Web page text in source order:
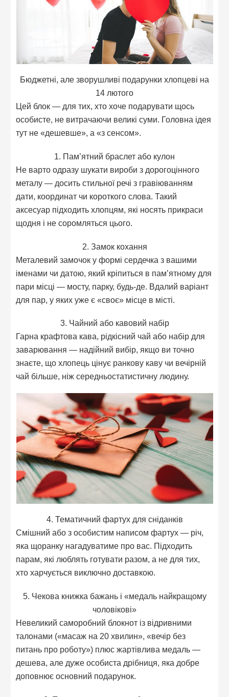
Бюджетні, але зворушливі подарунки хлопцеві на
14 лютого
Цей блок — для тих, хто хоче подарувати щось
особисте, не витрачаючи великі суми. Головна ідея
тут не «дешевше», а «з сенсом».
1. Пам’ятний браслет або кулон
Не варто одразу шукати вироби з дорогоцінного
металу — досить стильної речі з гравіюванням
дати, координат чи короткого слова. Такий
аксесуар підходить хлопцям, які носять прикраси
щодня і не соромляться цього.
2. Замок кохання
Металевий замочок у формі сердечка з вашими
іменами чи датою, який кріпиться в пам’ятному для
пари місці — мосту, парку, будь-де. Вдалий варіант
для пар, у яких уже є «своє» місце в місті.
3. Чайний або кавовий набір
Гарна крафтова кава, рідкісний чай або набір для
заварювання — надійний вибір, якщо ви точно
знаєте, що хлопець цінує ранкову каву чи вечірній
чай більше, ніж середньостатистичну людину.
4. Тематичний фартух для сніданків
Смішний або з особистим написом фартух — річ,
яка щоранку нагадуватиме про вас. Підходить
парам, які люблять готувати разом, а не для тих,
хто харчується виключно доставкою.
5. Чекова книжка бажань і «медаль найкращому
чоловікові»
Невеликий саморобний блокнот із відривними
талонами («масаж на 20 хвилин», «вечір без
питань про роботу») плюс жартівлива медаль —
дешева, але дуже особиста дрібниця, яка добре
доповнює основний подарунок.